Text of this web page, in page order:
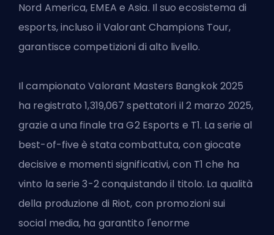
Nord America, EMEA e Asia. Il suo ecosistema di
esports, incluso il Valorant Champions Tour,
garantisce competizioni di alto livello.
Il campionato Valorant Masters Bangkok 2025
ha registrato 1,319,067 spettatori il 2 marzo 2025,
grazie a una finale tra G2 Esports e T1. La serie al
best-of-five è stata combattuta, con giocate
decisive e momenti significativi, con T1 che ha
vinto la serie 3-2 conquistando il titolo. La qualità
della produzione di Riot, con promozioni sui
social media, ha garantito l'enorme